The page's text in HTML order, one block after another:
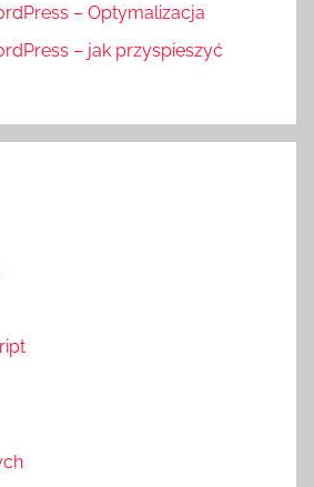
– Optymalizacja
– jak przyspieszyć